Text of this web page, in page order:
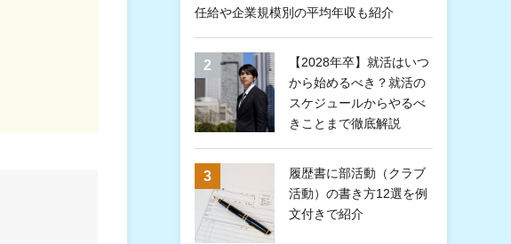
任給や企業規模別の平均年収も紹介
【2028年卒】就活はいつ
から始めるべき？就活の
スケジュールからやるべ
きことまで徹底解説
履歴書に部活動（クラブ
活動）の書き方12選を例
文付きで紹介